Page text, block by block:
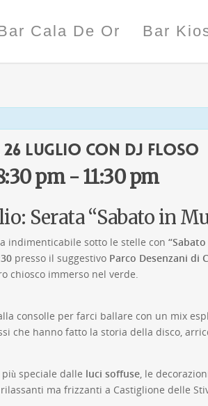
Cala De Or Bar
26 Luglio con Dj Floso
pm- 11:30 pm
Serata “Sabato in
indimenticabile sotto le stelle con
presso il suggestivo Parco Desenzani di
chiosco immerso nel verde.
consolle per farci ballare con un mix
che hanno fatto la storia della disco,
più speciale dalle luci soffuse, le
ma frizzanti a Castiglione delle